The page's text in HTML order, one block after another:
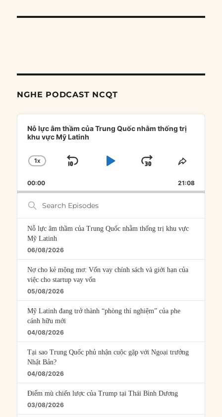
NGHE PODCAST NCQT
Audio
Player
Nỗ lực âm thầm của Trung Quốc nhằm thống trị
khu vực Mỹ Latinh
CHANGE
RATE
1X
SKIP
PLAYJUMP
FORWARD
SHARE
00:00 21:08
Search
Episodes
Nỗ lực âm thầm của Trung Quốc nhằm thống trị khu vực
Mỹ Latinh
06/08/2026
Nợ cho kẻ mộng mơ: Vốn vay chính sách và giới hạn của
việc cho startup vay vốn
05/08/2026
Mỹ Latinh đang trở thành “phòng thí nghiệm” của phe
cánh hữu mới
04/08/2026
Tại sao Trung Quốc phủ nhận cuộc gặp với Ngoại trưởng
Nhật Bản?
04/08/2026
Điểm mù chiến lược của Trump tại Thái Bình Dương
03/08/2026